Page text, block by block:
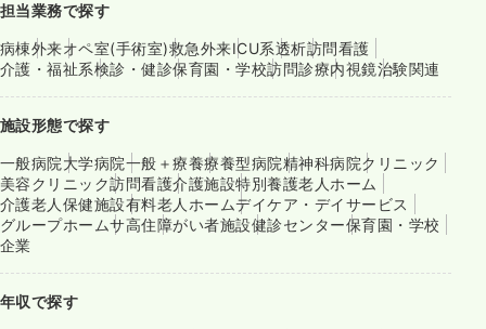
担当業務で探す
病棟外来オペ室(手術室)救急外来ICU系透析訪問看護
介護・福祉系検診・健診保育園・学校訪問診療内視鏡治験関連
施設形態で探す
一般病院大学病院一般＋療養療養型病院精神科病院クリニック
美容クリニック訪問看護介護施設特別養護老人ホーム
介護老人保健施設有料老人ホームデイケア・デイサービス
グループホームサ高住障がい者施設健診センター保育園・学校
企業
年収で探す